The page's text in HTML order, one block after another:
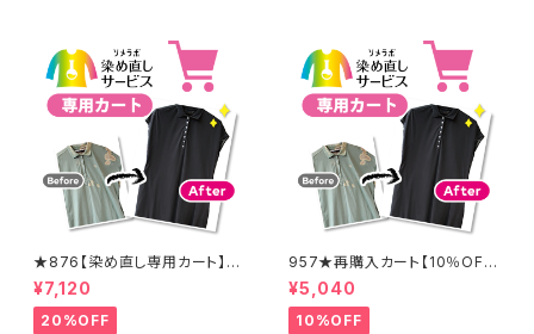
★876【染め直し専用カート】8
900円
¥7,120
20%OFF
957★再購入カート【10％OF
F】
¥5,040
10%OFF